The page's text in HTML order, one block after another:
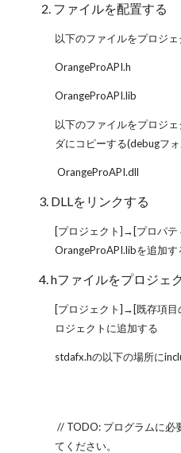
2. ファイルを配置する
以下のファイルをプロジ
OrangeProAPI.h
OrangeProAPI.lib
以下のファイルをプロジ
ダにコピーする(debugフ
OrangeProAPI.dll
3. DLLをリンクする
[プロジェクト]→[プロパ
OrangeProAPI.libを追加す
4. hファイルをプロジェ
[プロジェクト]→[既存項目
ロジェクトに追加する
stdafx.hの以下の場所に
// TODO: プログラムに必
てください。